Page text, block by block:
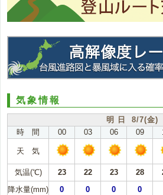
気象情報
明 日 8/7(金)
時 間
00 03 06 09
天 気
気温(℃) 23 22 23 28
降水量(mm)
0 0 0 0